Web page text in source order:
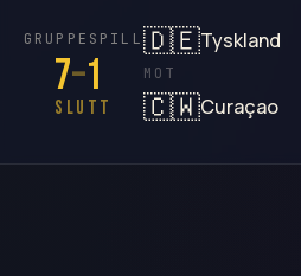
GRUPPESPILL
7–1
SLUTT
🇩🇪Tyskland
MOT
🇨🇼Curaçao